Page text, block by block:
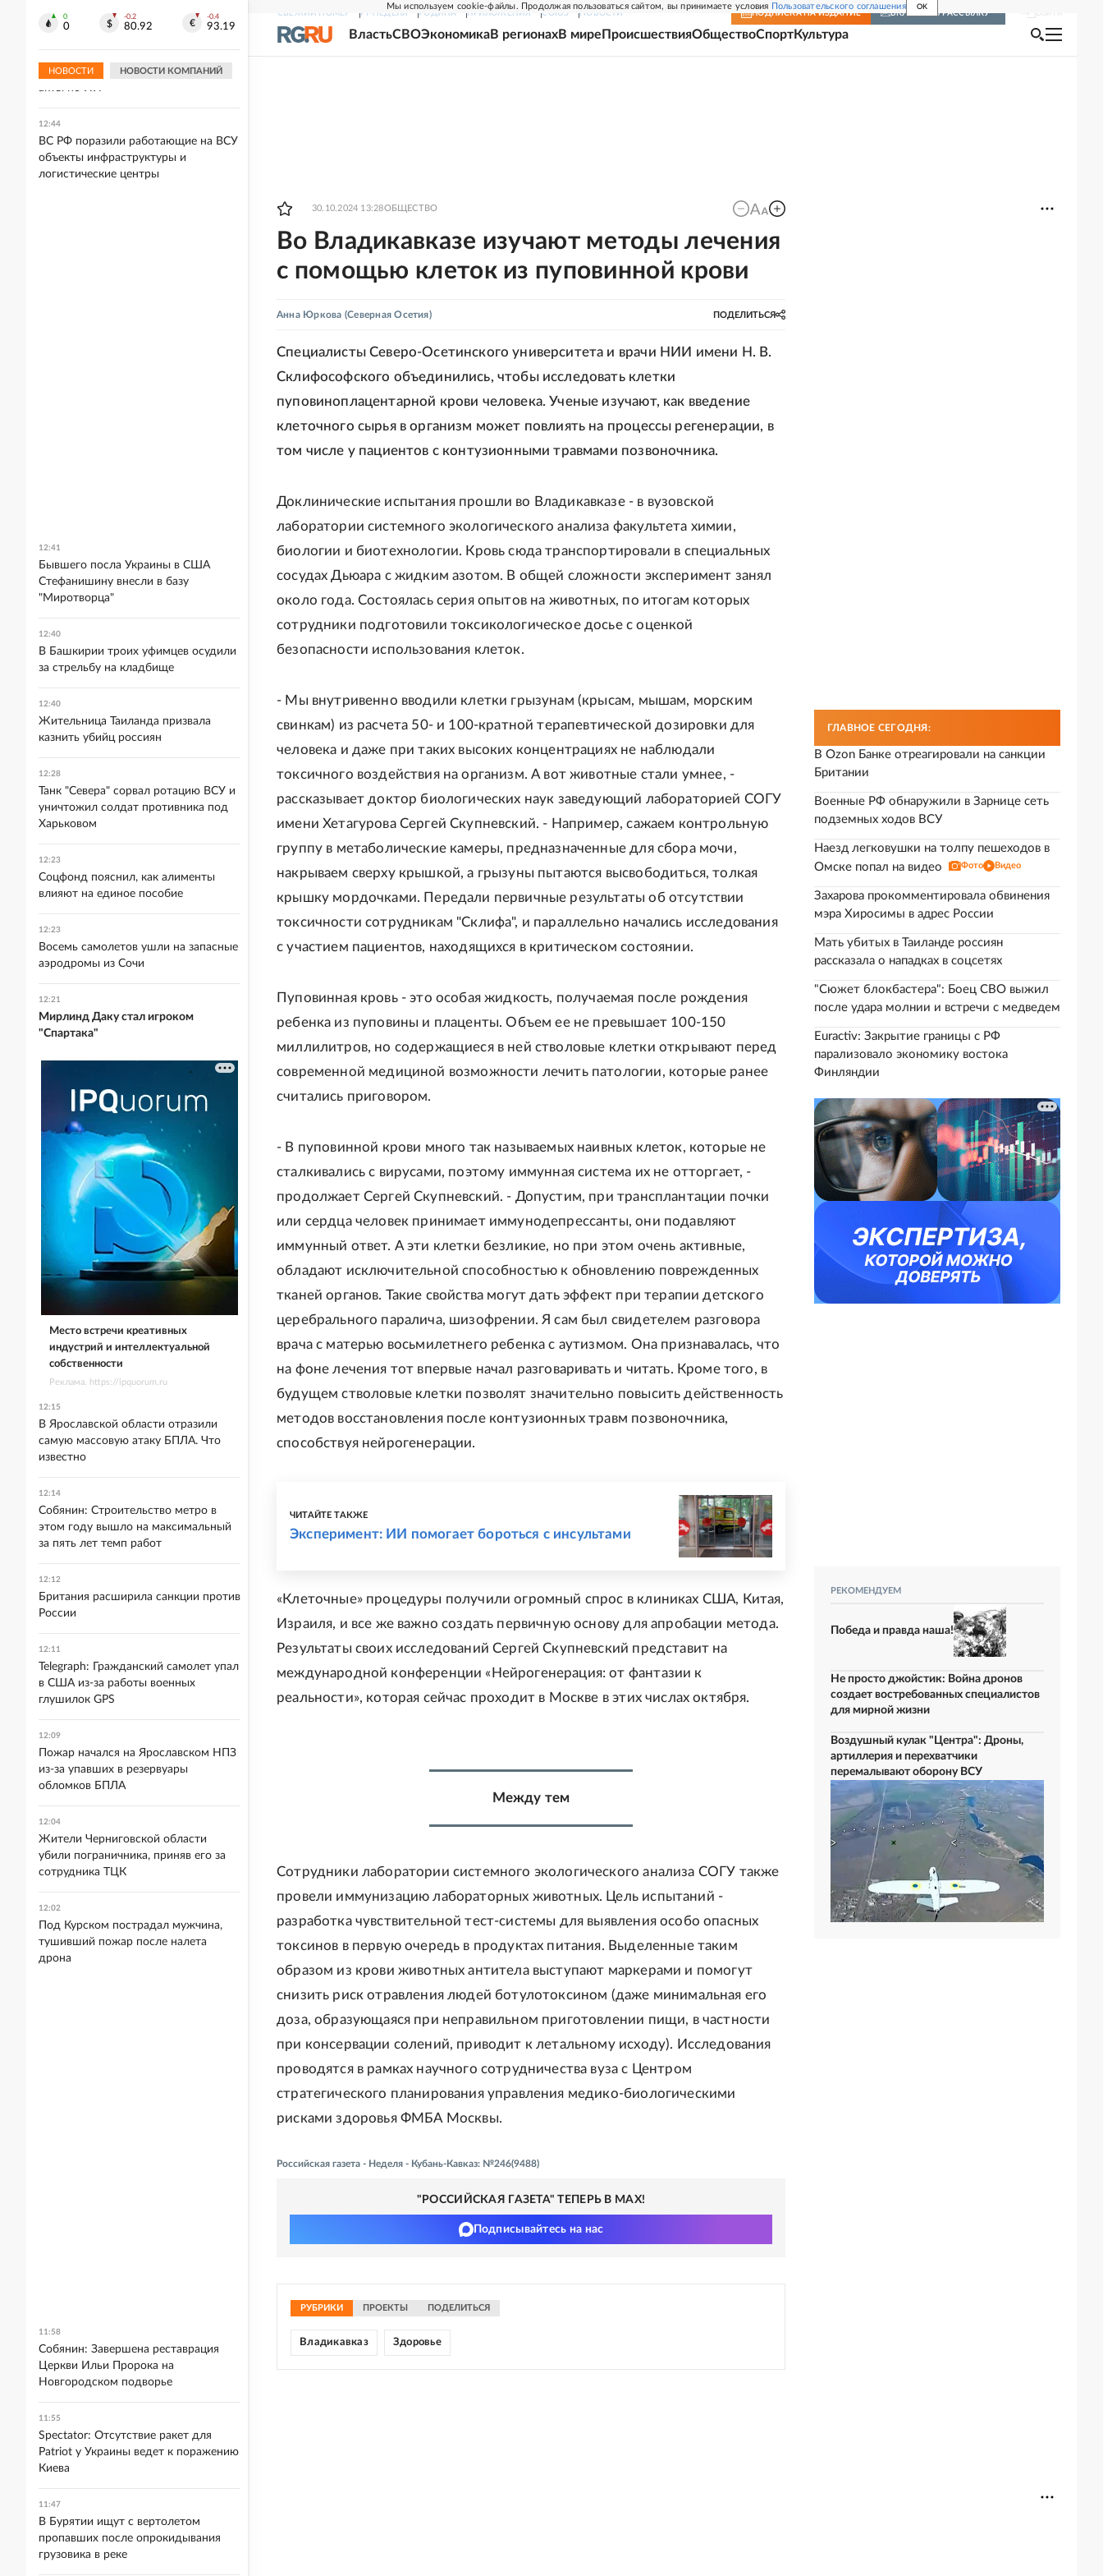
Мы используем cookie-файлы. Продолжая пользоваться сайтом, вы принимаете условия Пользовательского соглашения OK
СВЕЖИЙ НОМЕР РГ-НЕДЕЛЯ РОДИНА ПРИЛОЖЕНИЯ СОЮЗ НОВОСТИ ПОДПИСКА НА ИЗДАНИЕ ВКЛЮЧИТЬ РАССЫЛКУ
ВластьСВОЭкономикаВ регионахВ мире ПроисшествияОбществоСпортКультура
30.10.2024 13:28ОБЩЕСТВО
Во Владикавказе изучают методы лечения
с помощью клеток из пуповинной крови
Анна Юркова (Северная Осетия) ПОДЕЛИТЬСЯ
Специалисты Северо-Осетинского университета и врачи НИИ имени Н. В.
Склифософского объединились, чтобы исследовать клетки
пуповиноплацентарной крови человека. Ученые изучают, как введение
клеточного сырья в организм может повлиять на процессы регенерации, в
том числе у пациентов с контузионными травмами позвоночника.
Доклинические испытания прошли во Владикавказе - в вузовской
лаборатории системного экологического анализа факультета химии,
биологии и биотехнологии. Кровь сюда транспортировали в специальных
сосудах Дьюара с жидким азотом. В общей сложности эксперимент занял
около года. Состоялась серия опытов на животных, по итогам которых
сотрудники подготовили токсикологическое досье с оценкой
безопасности использования клеток.
- Мы внутривенно вводили клетки грызунам (крысам, мышам, морским
свинкам) из расчета 50- и 100-кратной терапевтической дозировки для
человека и даже при таких высоких концентрациях не наблюдали
токсичного воздействия на организм. А вот животные стали умнее, -
рассказывает доктор биологических наук заведующий лабораторией СОГУ
имени Хетагурова Сергей Скупневский. - Например, сажаем контрольную
группу в метаболические камеры, предназначенные для сбора мочи,
накрываем сверху крышкой, а грызуны пытаются высвободиться, толкая
крышку мордочками. Передали первичные результаты об отсутствии
токсичности сотрудникам "Склифа", и параллельно начались исследования
с участием пациентов, находящихся в критическом состоянии.
Пуповинная кровь - это особая жидкость, получаемая после рождения
ребенка из пуповины и плаценты. Объем ее не превышает 100-150
миллилитров, но содержащиеся в ней стволовые клетки открывают перед
современной медициной возможности лечить патологии, которые ранее
считались приговором.
- В пуповинной крови много так называемых наивных клеток, которые не
сталкивались с вирусами, поэтому иммунная система их не отторгает, -
продолжает Сергей Скупневский. - Допустим, при трансплантации почки
или сердца человек принимает иммунодепрессанты, они подавляют
иммунный ответ. А эти клетки безликие, но при этом очень активные,
обладают исключительной способностью к обновлению поврежденных
тканей органов. Такие свойства могут дать эффект при терапии детского
церебрального паралича, шизофрении. Я сам был свидетелем разговора
врача с матерью восьмилетнего ребенка с аутизмом. Она признавалась, что
на фоне лечения тот впервые начал разговаривать и читать. Кроме того, в
будущем стволовые клетки позволят значительно повысить действенность
методов восстановления после контузионных травм позвоночника,
способствуя нейрогенерации.
ЧИТАЙТЕ ТАКЖЕ
Эксперимент: ИИ помогает бороться с инсультами
«Клеточные» процедуры получили огромный спрос в клиниках США, Китая,
Израиля, и все же важно создать первичную основу для апробации метода.
Результаты своих исследований Сергей Скупневский представит на
международной конференции «Нейрогенерация: от фантазии к
реальности», которая сейчас проходит в Москве в этих числах октября.
Между тем
Сотрудники лаборатории системного экологического анализа СОГУ также
провели иммунизацию лабораторных животных. Цель испытаний -
разработка чувствительной тест-системы для выявления особо опасных
токсинов в первую очередь в продуктах питания. Выделенные таким
образом из крови животных антитела выступают маркерами и помогут
снизить риск отравления людей ботулотоксином (даже минимальная его
доза, образующаяся при неправильном приготовлении пищи, в частности
при консервации солений, приводит к летальному исходу). Исследования
проводятся в рамках научного сотрудничества вуза с Центром
стратегического планирования управления медико-биологическими
рисками здоровья ФМБА Москвы.
Российская газета - Неделя - Кубань-Кавказ: №246(9488)
"РОССИЙСКАЯ ГАЗЕТА" ТЕПЕРЬ В MAX!
Подписывайтесь на нас
РУБРИКИ ПРОЕКТЫ ПОДЕЛИТЬСЯ
Владикавказ Здоровье
ГЛАВНОЕ СЕГОДНЯ:
В Ozon Банке отреагировали на санкции
Британии
Военные РФ обнаружили в Зарнице сеть
подземных ходов ВСУ
Наезд легковушки на толпу пешеходов в
Омске попал на видео
Фото Видео
Захарова прокомментировала обвинения
мэра Хиросимы в адрес России
Мать убитых в Таиланде россиян
рассказала о нападках в соцсетях
"Сюжет блокбастера": Боец СВО выжил
после удара молнии и встречи с медведем
Euractiv: Закрытие границы с РФ
парализовало экономику востока
Финляндии
РЕКОМЕНДУЕМ
Победа и правда наша!
Не просто джойстик: Война дронов
создает востребованных специалистов
для мирной жизни
Воздушный кулак "Центра": Дроны,
артиллерия и перехватчики
перемалывают оборону ВСУ
0
0
-0.2
80.92
-0.4
93.19
НОВОСТИ НОВОСТИ КОМПАНИЙ
экономика" обсудили подзаконные
акты по ИИ
12:44
ВС РФ поразили работающие на ВСУ
объекты инфраструктуры и
логистические центры
12:41
Бывшего посла Украины в США
Стефанишину внесли в базу
"Миротворца"
12:40
В Башкирии троих уфимцев осудили
за стрельбу на кладбище
12:40
Жительница Таиланда призвала
казнить убийц россиян
12:28
Танк "Севера" сорвал ротацию ВСУ и
уничтожил солдат противника под
Харьковом
12:23
Соцфонд пояснил, как алименты
влияют на единое пособие
12:23
Восемь самолетов ушли на запасные
аэродромы из Сочи
12:21
Мирлинд Даку стал игроком
"Спартака"
Место встречи креативных
индустрий и интеллектуальной
собственности
Реклама. https://ipquorum.ru
12:15
В Ярославской области отразили
самую массовую атаку БПЛА. Что
известно
12:14
Собянин: Строительство метро в
этом году вышло на максимальный
за пять лет темп работ
12:12
Британия расширила санкции против
России
12:11
Telegraph: Гражданский самолет упал
в США из-за работы военных
глушилок GPS
12:09
Пожар начался на Ярославском НПЗ
из-за упавших в резервуары
обломков БПЛА
12:04
Жители Черниговской области
убили пограничника, приняв его за
сотрудника ТЦК
12:02
Под Курском пострадал мужчина,
тушивший пожар после налета
дрона
11:58
Собянин: Завершена реставрация
Церкви Ильи Пророка на
Новгородском подворье
11:55
Spectator: Отсутствие ракет для
Patriot у Украины ведет к поражению
Киева
11:47
В Бурятии ищут с вертолетом
пропавших после опрокидывания
грузовика в реке